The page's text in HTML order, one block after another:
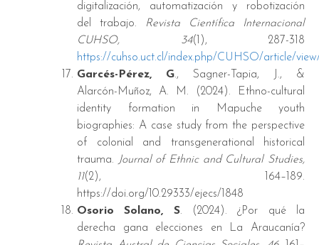
digitalización, automatización y robotización
del trabajo.
Revista Científica Internacional
CUHSO, 34(1), 287-318
https://cuhso.uct.cl/index.php/CUHSO/article/
Garcés-Pérez, G., Sagner-Tapia, J., &
Alarcón-Muñoz, A. M. (2024). Ethno-cultural
identity formation in Mapuche youth
biographies: A case study from the perspective
of colonial and transgenerational historical
trauma. Journal of Ethnic and Cultural Studies,
11(2), 164–189.
https://doi.org/10.29333/ejecs/1848
Osorio Solano, S. (2024). ¿Por qué la
derecha gana elecciones en La Araucanía?